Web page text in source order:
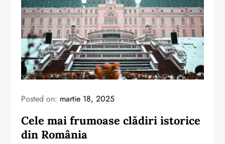
Posted on: martie 18, 2025
Cele mai frumoase clădiri istorice
din România